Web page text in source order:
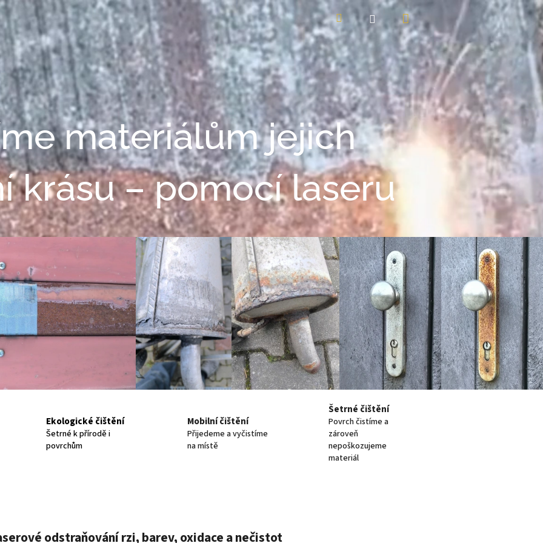
HledatPřihlášeníNákupní
košík
materiálům jejich
krásu – pomocí laseru
Ekologické čištění
Šetrné k přírodě i
povrchům
Mobilní čištění
Přijedeme a vyčistíme
na místě
Šetrné čištění
Povrch čistíme a
zároveň
nepoškozujeme
materiál
odstraňování rzi, barev, oxidace a nečistot